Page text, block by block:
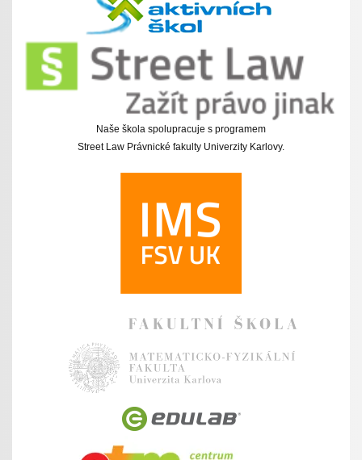
Naše škola spolupracuje s programem
Street Law Právnické fakulty Univerzity Karlovy.